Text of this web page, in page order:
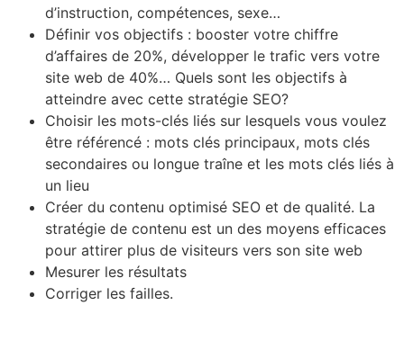
d’instruction, compétences, sexe…
Définir vos objectifs : booster votre chiffre
d’affaires de 20%, développer le trafic vers votre
site web de 40%… Quels sont les objectifs à
atteindre avec cette stratégie SEO?
Choisir les mots-clés liés sur lesquels vous voulez
être référencé : mots clés principaux, mots clés
secondaires ou longue traîne et les mots clés liés à
un lieu
Créer du contenu optimisé SEO et de qualité. La
stratégie de contenu est un des moyens efficaces
pour attirer plus de visiteurs vers son site web
Mesurer les résultats
Corriger les failles.